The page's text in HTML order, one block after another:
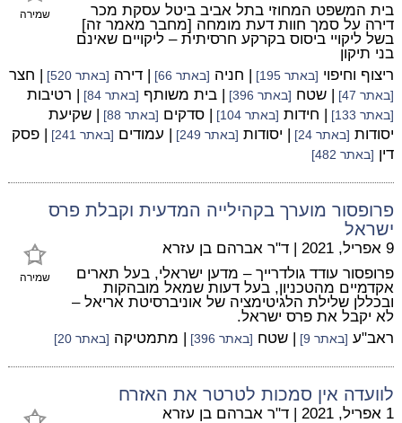
שמירה
בית המשפט המחוזי בתל אביב ביטל עסקת מכר
דירה על סמך חוות דעת מומחה [מחבר מאמר זה]
בשל ליקויי ביסוס בקרקע חרסיתית – ליקויים שאינם
בני תיקון
ריצוף וחיפוי [באתר 195] | חניה [באתר 66] | דירה [באתר 520] | חצר
[באתר 47] | שטח [באתר 396] | בית משותף [באתר 84] | רטיבות
[באתר 133] | חידות [באתר 104] | סדקים [באתר 88]
| שקיעת
יסודות [באתר 24] | יסודות [באתר 249] | עמודים [באתר 241]
| פסק
דין [באתר 482]
פרופסור מוערך בקהילייה המדעית וקבלת פרס
ישראל
שמירה
9 אפריל, 2021 | ד"ר אברהם בן עזרא
פרופסור עודד גולדרייך – מדען ישראלי, בעל תארים
אקדמיים מהטכניון, בעל דעות שמאל מובהקות
ובכללן שלילת הלגיטימציה של אוניברסיטת אריאל –
לא יקבל את פרס ישראל.
ראב"ע [באתר 9] | שטח [באתר 396] | מתמטיקה [באתר 20]
לוועדה אין סמכות לטרטר את האזרח
1 אפריל, 2021 | ד"ר אברהם בן עזרא